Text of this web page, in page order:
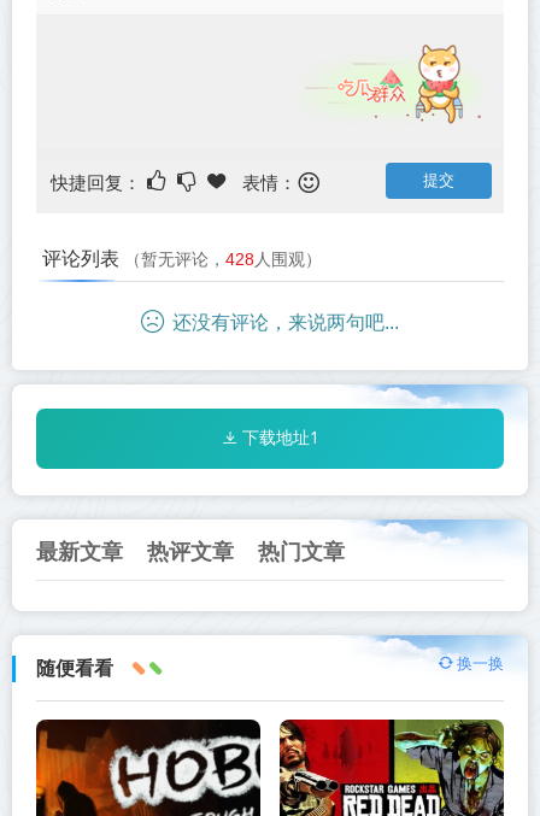
快捷回复： 表情：
评论列表 （暂无评论， 428 人围观）
还没有评论，来说两句吧...
下载地址1
最新文章 热评文章 热门文章
随便看看 换一换